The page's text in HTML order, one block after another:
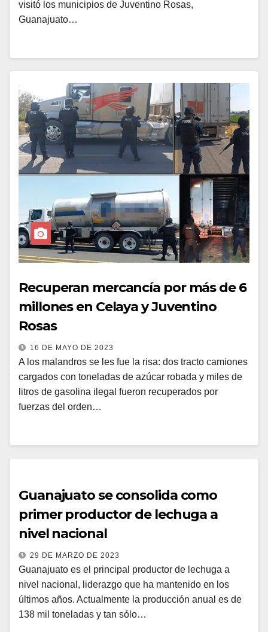
visitó los municipios de Juventino Rosas,
Guanajuato…
Recuperan mercancía por más de 6
millones en Celaya y Juventino
Rosas
16 DE MAYO DE 2023
A los malandros se les fue la risa: dos tracto camiones
cargados con toneladas de azúcar robada y miles de
litros de gasolina ilegal fueron recuperados por
fuerzas del orden…
Guanajuato se consolida como
primer productor de lechuga a
nivel nacional
29 DE MARZO DE 2023
Guanajuato es el principal productor de lechuga a
nivel nacional, liderazgo que ha mantenido en los
últimos años. Actualmente la producción anual es de
138 mil toneladas y tan sólo…